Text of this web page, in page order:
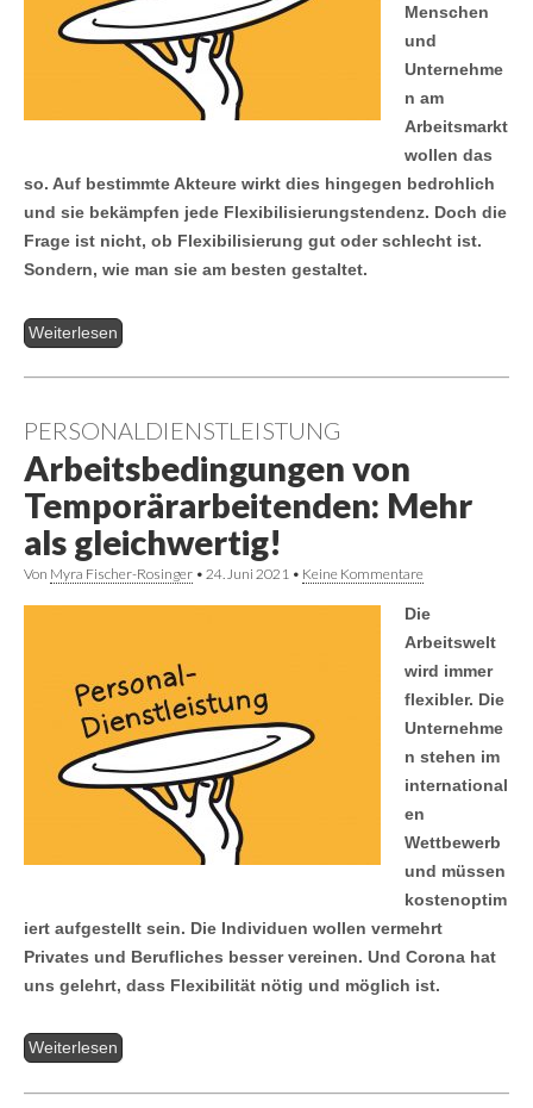
Menschen
und
Unternehme
n am
Arbeitsmarkt
wollen das
so. Auf bestimmte Akteure wirkt dies hingegen bedrohlich
und sie bekämpfen jede Flexibilisierungstendenz. Doch die
Frage ist nicht, ob Flexibilisierung gut oder schlecht ist.
Sondern, wie man sie am besten gestaltet.
Weiterlesen
PERSONALDIENSTLEISTUNG
Arbeitsbedingungen von
Temporärarbeitenden: Mehr
als gleichwertig!
Von Myra Fischer-Rosinger • 24. Juni 2021 • Keine Kommentare
Die
Arbeitswelt
wird immer
flexibler. Die
Unternehme
n stehen im
international
en
Wettbewerb
und müssen
kostenoptim
iert aufgestellt sein. Die Individuen wollen vermehrt
Privates und Berufliches besser vereinen. Und Corona hat
uns gelehrt, dass Flexibilität nötig und möglich ist.
Weiterlesen